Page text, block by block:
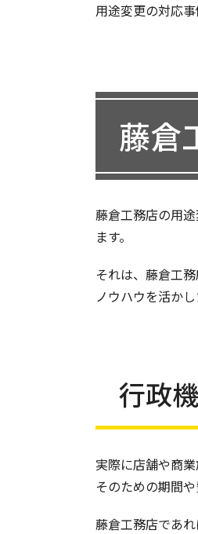
用途変更の対応
藤倉
藤倉工務店の用
ます。
それは、藤倉工
ノウハウを活か
行政
実際に店舗や商
そのための期間
藤倉工務店であ